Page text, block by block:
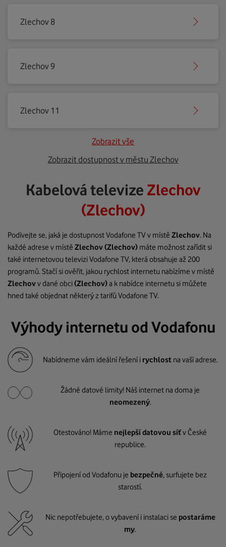
Zlechov 8
Zlechov 9
Zlechov 11
Zobrazit vše
Zobrazit dostupnost v městu Zlechov
Kabelová televize Zlechov
(Zlechov)
Podívejte se, jaká je dostupnost Vodafone TV v místě Zlechov. Na
každé adrese v místě Zlechov(Zlechov) máte možnost zařídit si
také internetovou televizi Vodafone TV, která obsahuje až 200
programů. Stačí si ověřit, jakou rychlost internetu nabízíme v místě
Zlechovv dané obci(Zlechov)a k nabídce internetu si můžete
hned také objednat některý z tarifů Vodafone TV.
Výhody internetu od Vodafonu
Nabídneme vám ideální řešení i rychlost na vaší adrese.
Žádné datové limity! Náš internet na doma je
neomezený.
Otestováno! Máme nejlepší datovou síťv České
republice.
Připojení od Vodafonu je bezpečné, surfujete bez
starostí.
Nic nepotřebujete, o vybavení i instalaci se postaráme
my.